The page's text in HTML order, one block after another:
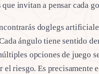
que invitan a pensar cada
doglegs
ángulo tiene sentido
opciones de juego
el riesgo. Es precisamente